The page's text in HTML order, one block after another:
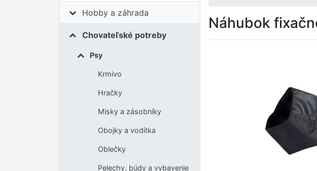
Hobby a záhrada
Chovateľské potreby
Psy
Krmivo
Hračky
Misky a zásobníky
Obojky a vodítka
Oblečky
Pelechy, búdy a vybavenie
Náhubok